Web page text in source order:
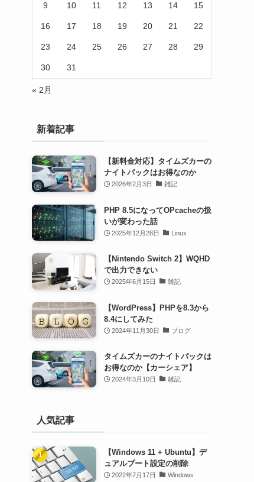
9 10 11 12 13 14 15
16 17 18 19 20 21 22
23 24 25 26 27 28 29
30 31
« 2月
新着記事
【新料金対応】タイムズカーの
ナイトパックはお得なのか
2026年2月3日 雑記
PHP 8.5になってOPcacheの扱
いが変わった話
2025年12月28日 Linux
【Nintendo Switch 2】WQHD
で出力できない
2025年6月15日 雑記
【WordPress】PHPを8.3から
8.4にしてみた
2024年11月30日 ブログ
タイムズカーのナイトパックは
お得なのか【カーシェア】
2024年3月10日 雑記
人気記事
【Windows 11 + Ubuntu】デ
ュアルブート設定の削除
2022年7月17日 Windows